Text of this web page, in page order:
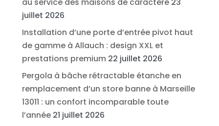
au service des maisons de caractère 23
juillet 2026
Installation d’une porte d’entrée pivot haut
de gamme à Allauch : design XXL et
prestations premium 22 juillet 2026
Pergola à bâche rétractable étanche en
remplacement d’un store banne à Marseille
13011 : un confort incomparable toute
l’année 21 juillet 2026